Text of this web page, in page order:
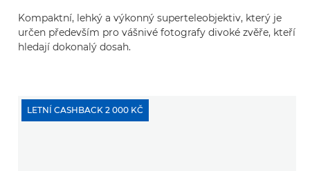
Kompaktní, lehký a výkonný superteleobjektiv, který je
určen především pro vášnivé fotografy divoké zvěře, kteří
hledají dokonalý dosah.
LETNÍ CASHBACK 2 000 KČ